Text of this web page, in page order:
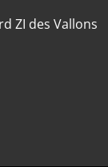
ZI des Vallons